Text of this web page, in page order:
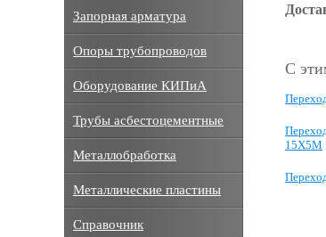
С
15Х5М
Запорная арматура
Опоры трубопроводов
Оборудование КИПиА
Трубы асбестоцементные
Металлобработка
Металлические пластины
Справочник